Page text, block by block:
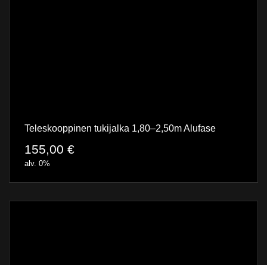
Teleskooppinen tukijalka 1,80–2,50m Alufase
155,00 €
alv. 0%